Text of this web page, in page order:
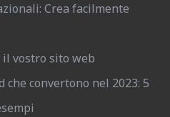
Crea facilmente
vostro sito web
convertono nel 2023: 5